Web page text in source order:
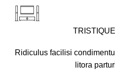
Ridiculus facilisi
litora